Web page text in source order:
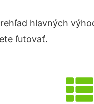
hlavných
ľutovať.